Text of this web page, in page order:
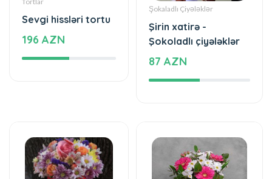
87 AZN